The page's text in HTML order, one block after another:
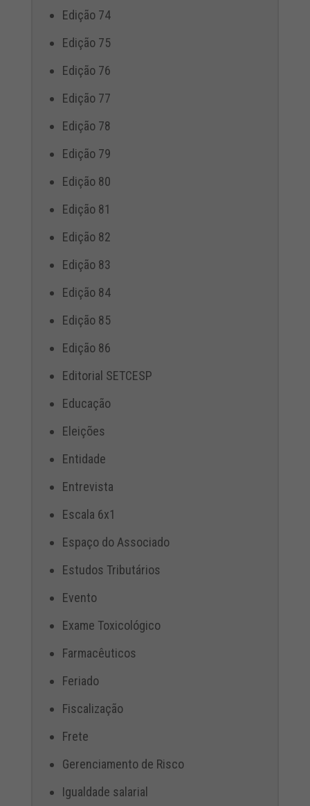
Edição 74
Edição 75
Edição 76
Edição 77
Edição 78
Edição 79
Edição 80
Edição 81
Edição 82
Edição 83
Edição 84
Edição 85
Edição 86
Editorial SETCESP
Educação
Eleições
Entidade
Entrevista
Escala 6x1
Espaço do Associado
Estudos Tributários
Evento
Exame Toxicológico
Farmacêuticos
Feriado
Fiscalização
Frete
Gerenciamento de Risco
Igualdade salarial